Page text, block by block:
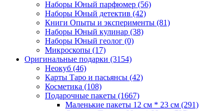
Наборы Юный парфюмер (56)
Наборы Юный детектив (42)
Книги Опыты и эксперименты (81)
Наборы Юный кулинар (38)
Наборы Юный геолог (0)
Микроскопы (17)
Оригинальные подарки (3154)
Неокуб (46)
Карты Таро и пасьянсы (42)
Косметика (108)
Подарочные пакеты (1667)
Маленькие пакеты 12 см * 23 см (291)